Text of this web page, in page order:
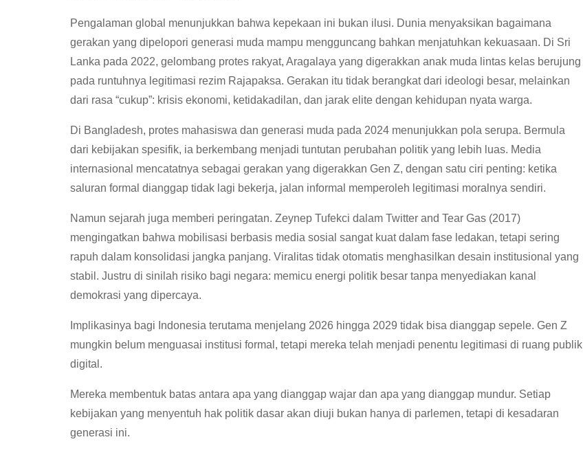
Pengalaman global menunjukkan bahwa kepekaan ini bukan ilusi. Dunia menyaksikan bagaimana
gerakan yang dipelopori generasi muda mampu mengguncang bahkan menjatuhkan kekuasaan. Di Sri
Lanka pada 2022, gelombang protes rakyat, Aragalaya yang digerakkan anak muda lintas kelas berujung
pada runtuhnya legitimasi rezim Rajapaksa. Gerakan itu tidak berangkat dari ideologi besar, melainkan
dari rasa “cukup”: krisis ekonomi, ketidakadilan, dan jarak elite dengan kehidupan nyata warga.
Di Bangladesh, protes mahasiswa dan generasi muda pada 2024 menunjukkan pola serupa. Bermula
dari kebijakan spesifik, ia berkembang menjadi tuntutan perubahan politik yang lebih luas. Media
internasional mencatatnya sebagai gerakan yang digerakkan Gen Z, dengan satu ciri penting: ketika
saluran formal dianggap tidak lagi bekerja, jalan informal memperoleh legitimasi moralnya sendiri.
Namun sejarah juga memberi peringatan. Zeynep Tufekci dalam Twitter and Tear Gas (2017)
mengingatkan bahwa mobilisasi berbasis media sosial sangat kuat dalam fase ledakan, tetapi sering
rapuh dalam konsolidasi jangka panjang. Viralitas tidak otomatis menghasilkan desain institusional yang
stabil. Justru di sinilah risiko bagi negara: memicu energi politik besar tanpa menyediakan kanal
demokrasi yang dipercaya.
Implikasinya bagi Indonesia terutama menjelang 2026 hingga 2029 tidak bisa dianggap sepele. Gen Z
mungkin belum menguasai institusi formal, tetapi mereka telah menjadi penentu legitimasi di ruang publik
digital.
Mereka membentuk batas antara apa yang dianggap wajar dan apa yang dianggap mundur. Setiap
kebijakan yang menyentuh hak politik dasar akan diuji bukan hanya di parlemen, tetapi di kesadaran
generasi ini.